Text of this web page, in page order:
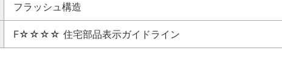
フラッシュ構造
F☆☆☆☆ 住宅部品表示ガイドライン